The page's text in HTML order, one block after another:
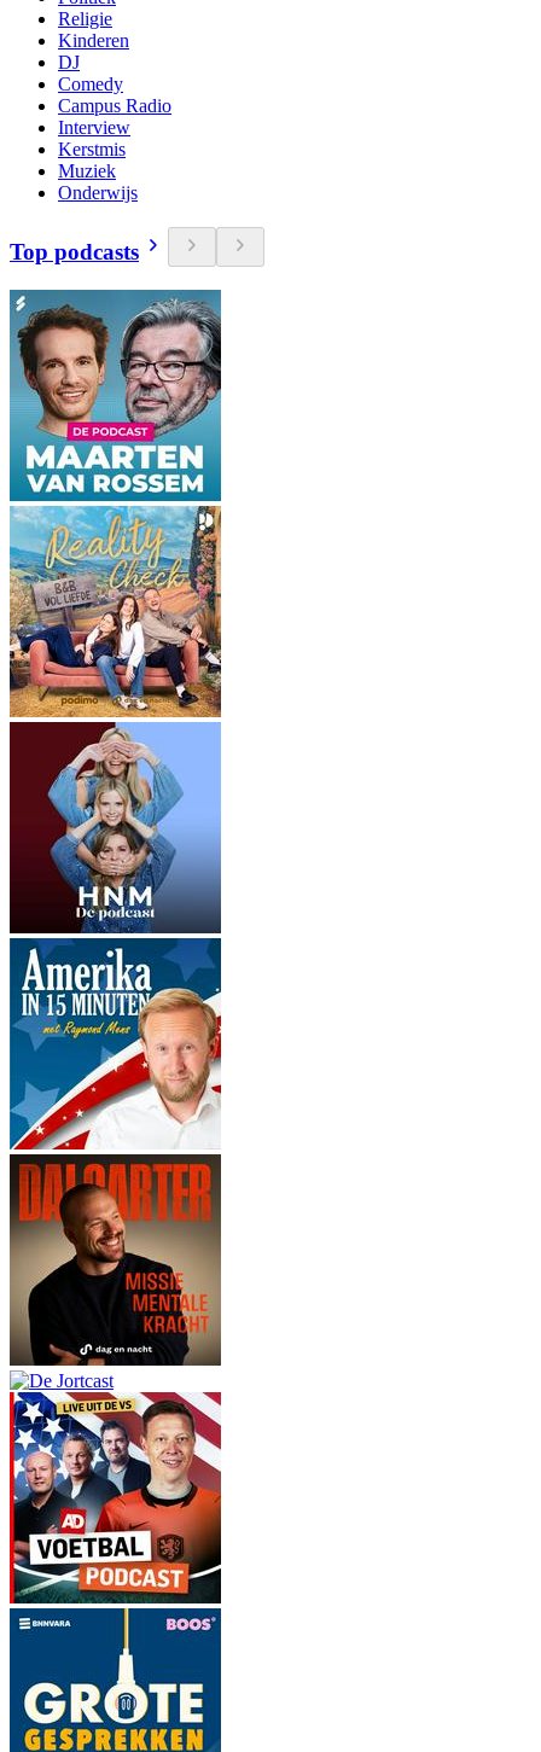
Religie
Kinderen
DJ
Comedy
Campus Radio
Interview
Kerstmis
Muziek
Onderwijs
Top podcasts